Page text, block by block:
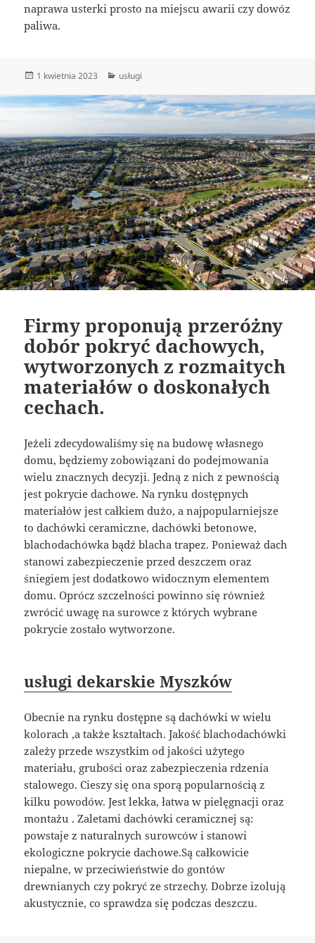
naprawa usterki prosto na miejscu awarii czy dowóz
paliwa.
Data
1 kwietnia 2023 Kategorie
usługi
Firmy proponują przeróżny
dobór pokryć dachowych,
wytworzonych z rozmaitych
materiałów o doskonałych
cechach.
Jeżeli zdecydowaliśmy się na budowę własnego
domu, będziemy zobowiązani do podejmowania
wielu znacznych decyzji. Jedną z nich z pewnością
jest pokrycie dachowe. Na rynku dostępnych
materiałów jest całkiem dużo, a najpopularniejsze
to dachówki ceramiczne, dachówki betonowe,
blachodachówka bądź blacha trapez. Ponieważ dach
stanowi zabezpieczenie przed deszczem oraz
śniegiem jest dodatkowo widocznym elementem
domu. Oprócz szczelności powinno się również
zwrócić uwagę na surowce z których wybrane
pokrycie zostało wytworzone.
usługi dekarskie Myszków
Obecnie na rynku dostępne są dachówki w wielu
kolorach ,a także kształtach. Jakość blachodachówki
zależy przede wszystkim od jakości użytego
materiału, grubości oraz zabezpieczenia rdzenia
stalowego. Cieszy się ona sporą popularnością z
kilku powodów. Jest lekka, łatwa w pielęgnacji oraz
montażu . Zaletami dachówki ceramicznej są:
powstaje z naturalnych surowców i stanowi
ekologiczne pokrycie dachowe.Są całkowicie
niepalne, w przeciwieństwie do gontów
drewnianych czy pokryć ze strzechy. Dobrze izolują
akustycznie, co sprawdza się podczas deszczu.